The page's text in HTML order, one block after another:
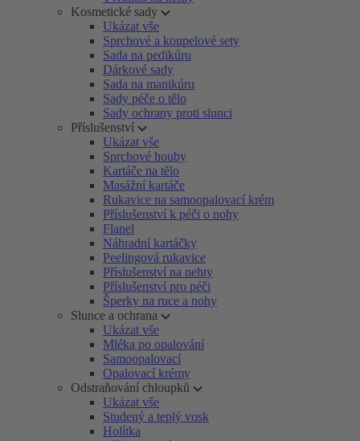
Kosmetické sady
Ukázat vše
Sprchové a koupelové sety
Sada na pedikúru
Dárkové sady
Sada na manikúru
Sady péče o tělo
Sady ochrany proti slunci
Příslušenství
Ukázat vše
Sprchové houby
Kartáče na tělo
Masážní kartáče
Rukavice na samoopalovací krém
Příslušenství k péči o nohy
Flanel
Náhradní kartáčky
Peelingová rukavice
Příslušenství na nehty
Příslušenství pro péči
Šperky na ruce a nohy
Slunce a ochrana
Ukázat vše
Mléka po opalování
Samoopalovací
Opalovací krémy
Odstraňování chloupků
Ukázat vše
Studený a teplý vosk
Holítka